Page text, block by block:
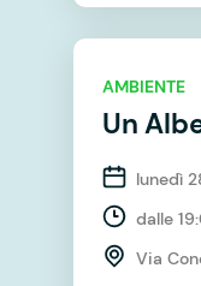
AMBIENTE
Un
lunedì
dalle
Via